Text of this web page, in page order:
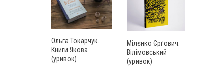
Ольга Токарчук.
Книги Якова
(уривок)
Мілєнко Єрґович.
Вілімовський
(уривок)